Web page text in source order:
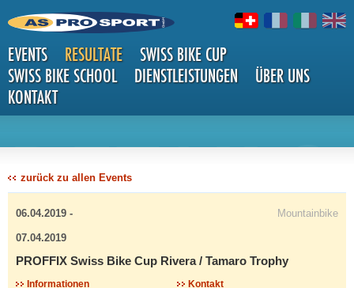
EVENTS RESULTATE
SWISS BIKE CUP
SWISS BIKE SCHOOL
DIENSTLEISTUNGEN
ÜBER UNS
KONTAKT
DETAILS
zurück zu allen Events
06.04.2019 -
07.04.2019
Mountainbike
PROFFIX Swiss Bike Cup Rivera / Tamaro Trophy
Informationen
Kontakt